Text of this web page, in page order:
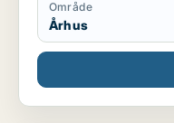
Område
Århus